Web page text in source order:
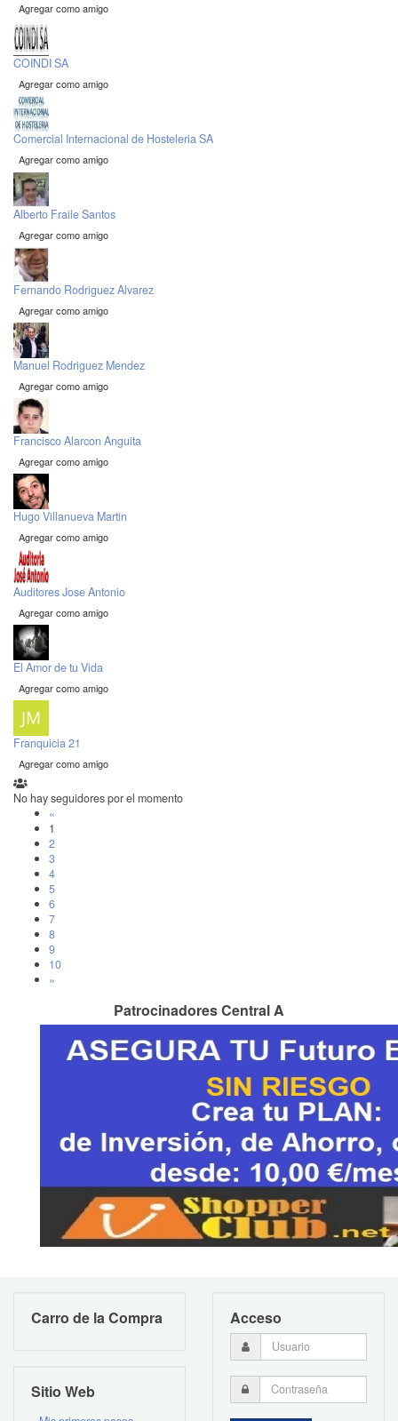
Agregar como amigo
COINDI SA
Agregar como amigo
Comercial Internacional de Hosteleria SA
Agregar como amigo
Alberto Fraile Santos
Agregar como amigo
Fernando Rodriguez Alvarez
Agregar como amigo
Manuel Rodriguez Mendez
Agregar como amigo
Francisco Alarcon Anguita
Agregar como amigo
Hugo Villanueva Martin
Agregar como amigo
Auditores Jose Antonio
Agregar como amigo
El Amor de tu Vida
Agregar como amigo
Franquicia 21
Agregar como amigo
No hay seguidores por el momento
«
1
2
3
4
5
6
7
8
9
10
»
Patrocinadores Central A
Carro de la Compra
Sitio Web
Acceso